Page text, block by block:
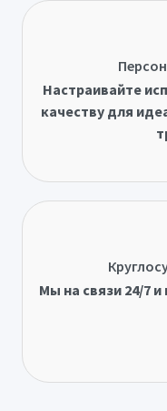
Настраивайте
качеству для
Мы на связи 24/7